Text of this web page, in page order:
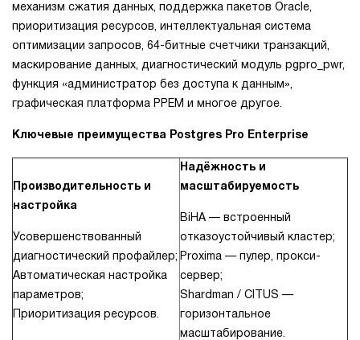
механизм сжатия данных, поддержка пакетов Oracle,
приоритизация ресурсов, интеллектуальная система
оптимизации запросов, 64-битные счетчики транзакций,
маскирование данных, диагностический модуль pgpro_pwr,
функция «администратор без доступа к данным»,
графическая платформа PPEM и многое другое.
Ключевые преимущества Postgres Pro Enterprise
Производительность и
настройка
Усовершенствованный
диагностический профайлер;
Автоматическая настройка
параметров;
Приоритизация ресурсов.
Надёжность и
масштабируемость
BiHA — встроенный
отказоустойчивый кластер;
Proxima — пулер, прокси-
сервер;
Shardman / CITUS —
горизонтальное
масштабирование.